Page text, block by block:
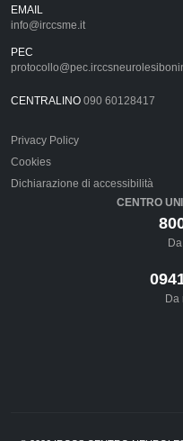
EMAIL
info@irccsme.it
PEC
CENTRALINO 090 60128417
Privacy Policy
Cookies
Dichiarazione di accessibilità
CENTRO
Da